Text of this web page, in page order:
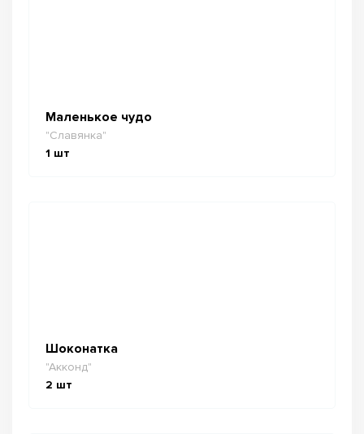
Маленькое чудо
"Славянка"
1 шт
Шоконатка
"Акконд"
2 шт